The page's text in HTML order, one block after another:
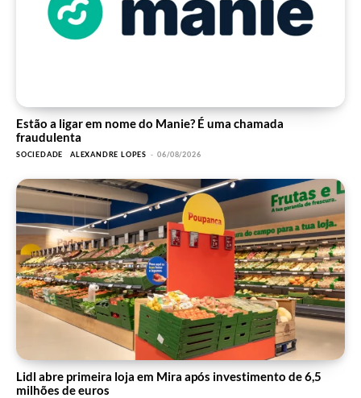
Estão a ligar em nome do Manie? É uma chamada
fraudulenta
SOCIEDADE ALEXANDRE LOPES - 06/08/2026
Lidl abre primeira loja em Mira após investimento de 6,5
milhões de euros